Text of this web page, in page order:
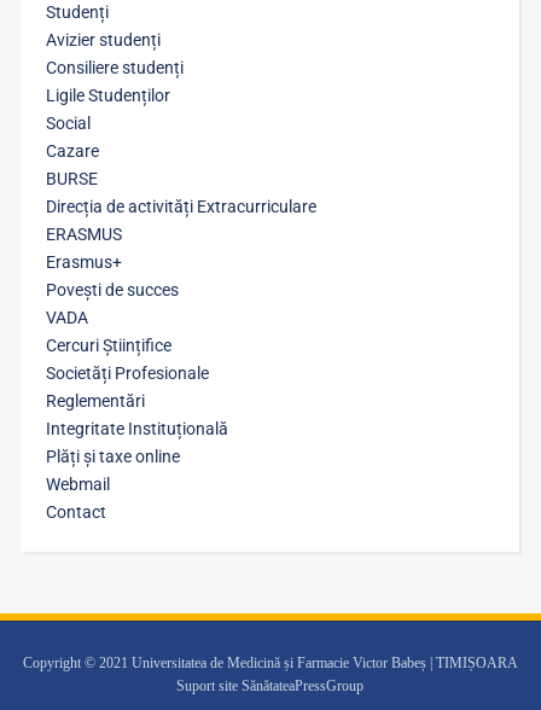
Studenți
Avizier studenți
Consiliere studenți
Ligile Studenților
Social
Cazare
BURSE
Direcția de activități Extracurriculare
ERASMUS
Erasmus+
Povești de succes
VADA
Cercuri Științifice
Societăți Profesionale
Reglementări
Integritate Instituțională
Plăți și taxe online
Webmail
Contact
Copyright © 2021 Universitatea de Medicină și Farmacie Victor Babeș | TIMIȘOARA
Suport site SănătateaPressGroup